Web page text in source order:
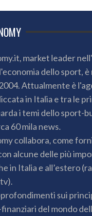
market leader
dello sport, è
Attualmente è
in Italia e tra le
i temi dello sport-
60 mila news.
collabora, come
alcune delle più
in Italia e all’estero
sui
del mondo